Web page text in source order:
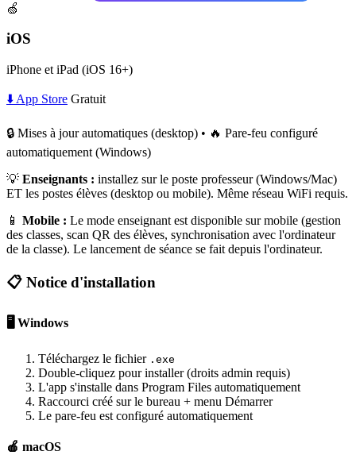
🍏
iOS
iPhone et iPad (iOS 16+)
⬇️ App Store Gratuit
🔒 Mises à jour automatiques (desktop) • 🔥 Pare-feu configuré
automatiquement (Windows)
💡 Enseignants : installez sur le poste professeur (Windows/Mac)
ET les postes élèves (desktop ou mobile). Même réseau WiFi requis.
📱 Mobile : Le mode enseignant est disponible sur mobile (gestion
des classes, scan QR des élèves, synchronisation avec l'ordinateur
de la classe). Le lancement de séance se fait depuis l'ordinateur.
📋 Notice d'installation
🖥️ Windows
Téléchargez le fichier .exe
Double-cliquez pour installer (droits admin requis)
L'app s'installe dans Program Files automatiquement
Raccourci créé sur le bureau + menu Démarrer
Le pare-feu est configuré automatiquement
🍎 macOS